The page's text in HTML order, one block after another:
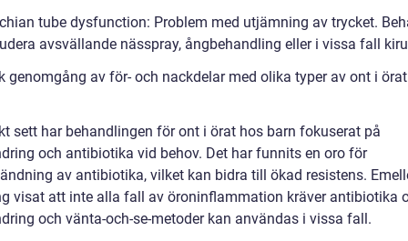
tube dysfunction: Problem med utjämning av trycket.
avsvällande nässpray, ångbehandling eller i vissa fall
genomgång av för- och nackdelar med olika typer av ont i
sett har behandlingen för ont i örat hos barn fokuserat på
och antibiotika vid behov. Det har funnits en oro för
av antibiotika, vilket kan bidra till ökad resistens.
visat att inte alla fall av öroninflammation kräver antibiotika
och vänta-och-se-metoder kan användas i vissa fall.